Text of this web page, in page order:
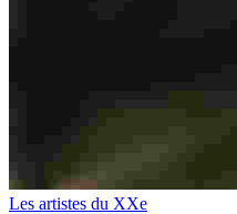
Les artistes du XXe